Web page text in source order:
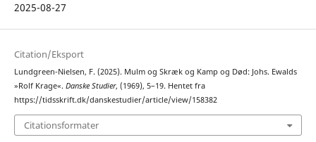
2025-08-27
Citation/Eksport
Lundgreen-Nielsen, F. (2025). Mulm og Skræk og Kamp og Død: Johs. Ewalds
»Rolf Krage«. Danske Studier, (1969), 5–19. Hentet fra
https://tidsskrift.dk/danskestudier/article/view/158382
Citationsformater